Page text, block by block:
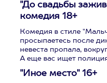
"До свадьбы
комедия 18+
Комедия в стиле
просыпаетесь после
невеста пропала,
А еще вас ищет
"Иное место" 16+